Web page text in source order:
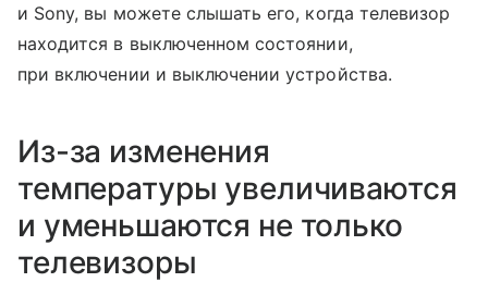
и Sony, вы можете слышать его, когда телевизор
находится в выключенном состоянии,
при включении и выключении устройства.
Из-за изменения
температуры увеличиваются
и уменьшаются не только
телевизоры